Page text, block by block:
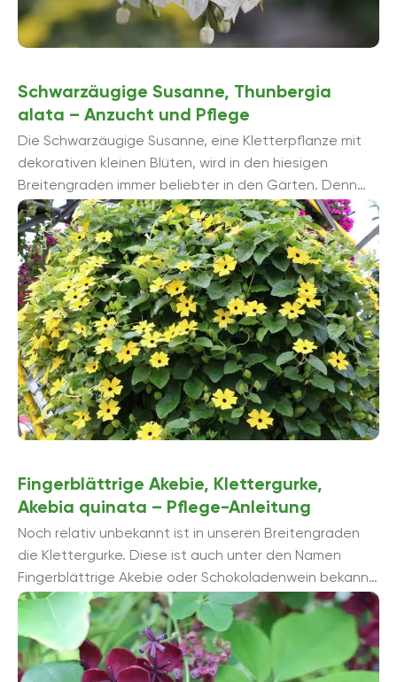
Schwarzäugige Susanne, Thunbergia
alata – Anzucht und Pflege
Die Schwarzäugige Susanne, eine Kletterpflanze mit
dekorativen kleinen Blüten, wird in den hiesigen
Breitengraden immer beliebter in den Gärten. Denn
nicht nur im Garten, auch in der ...
Fingerblättrige Akebie, Klettergurke,
Akebia quinata – Pflege-Anleitung
Noch relativ unbekannt ist in unseren Breitengraden
die Klettergurke. Diese ist auch unter den Namen
Fingerblättrige Akebie oder Schokoladenwein bekannt.
Die pflegeleichte Kletterpflanze besticht vor allem
durch Ihre filigranen ...